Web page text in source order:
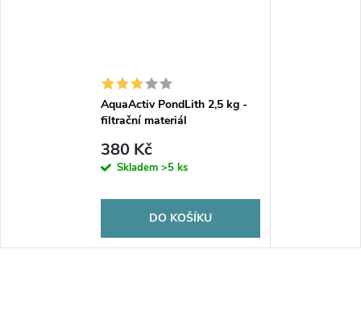
AquaActiv PondLith 2,5 kg -
filtrační materiál
380 Kč
Skladem >5 ks
DO KOŠÍKU